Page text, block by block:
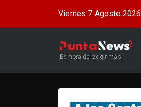
Viernes 7 Agosto 2026
Es hora de exigir más